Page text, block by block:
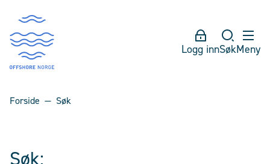
Logg innSøkMeny
Forside Søk
Søk: